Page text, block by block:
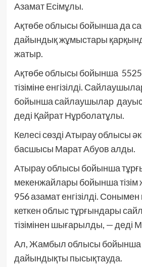
Азамат Есімұлы.
Ақтөбе облысы бойынша да
дайындық жұмыстары
жатыр.
Ақтөбе облысы бойынша
тізіміне енгізілді.
бойынша сайлаушылар
деді Қайрат Нұрболатұлы.
Келесі сөзді Атырау облысы
басшысы Марат Абуов алды.
Атырау облысы бойынша
мекенжайлары бойынша тізім
956 азамат енгізілді. Сонымен
кеткен облыс тұрғындары
тізімінен шығарылды, — деді
Ал, Жамбыл облысы бойынша
дайындықты пысықтауда.